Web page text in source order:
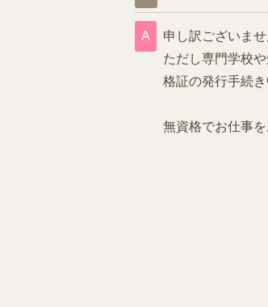
申し訳ございま
ただし専門学校
格証の発行手続
無資格でお仕事